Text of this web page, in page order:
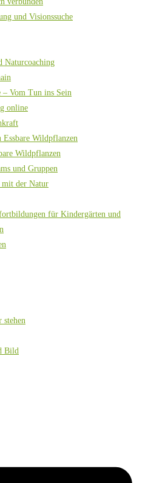
und Visionssuche
Naturcoaching
– Vom Tun ins Sein
online
Essbare Wildpflanzen
Wildpflanzen
und Gruppen
mit der Natur
für Kindergärten und
Bild